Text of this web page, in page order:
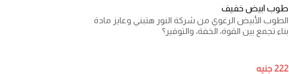
طوب ابيض خفيف
الطوب الأبيض الرغوي من شركة النور هتبني وعايز مادة
بناء تجمع بين القوة، الخفة، والتوفير؟
222 جنيه